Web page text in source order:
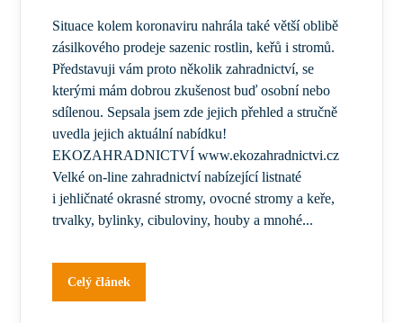
Situace kolem koronaviru nahrála také větší oblibě
zásilkového prodeje sazenic rostlin, keřů i stromů.
Představuji vám proto několik zahradnictví, se
kterými mám dobrou zkušenost buď osobní nebo
sdílenou. Sepsala jsem zde jejich přehled a stručně
uvedla jejich aktuální nabídku!
EKOZAHRADNICTVÍ www.ekozahradnictvi.cz
Velké on-line zahradnictví nabízející listnaté
i jehličnaté okrasné stromy, ovocné stromy a keře,
trvalky, bylinky, cibuloviny, houby a mnohé...
Celý článek